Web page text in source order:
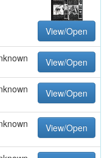
View/Open
View/Open
View/Open
View/Open